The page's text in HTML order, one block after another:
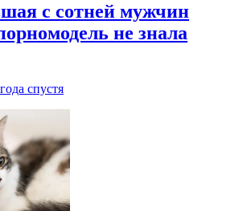
с сотней мужчин
не знала
спустя